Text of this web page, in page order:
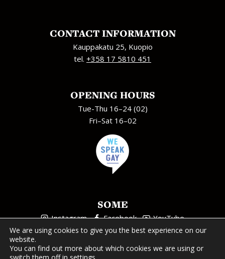
CONTACT INFORMATION
Kauppakatu 25, Kuopio
tel. +358 17 5810 451
OPENING HOURS
Tue-Thu 16–24 (02)
Fri–Sat 16–02
SOME
Instagram Facebook YouTube
We are using cookies to give you the best experience on our
website.
You can find out more about which cookies we are using or